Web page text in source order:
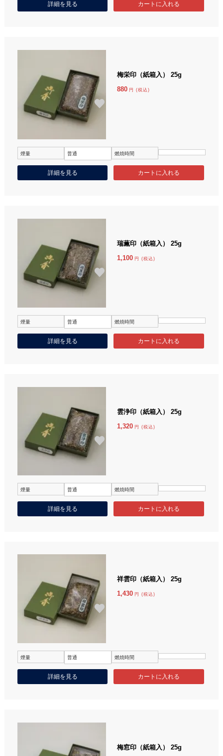
詳細を見る
梅栄印（紙箱入） 25g
880 円 (税込)
煙量 普通 燃焼時間
詳細を見る
瑞薫印（紙箱入） 25g
1,100 円 (税込)
煙量 普通 燃焼時間
詳細を見る
雲浄印（紙箱入） 25g
1,320 円 (税込)
煙量 普通 燃焼時間
詳細を見る
祥雲印（紙箱入） 25g
1,430 円 (税込)
煙量 普通 燃焼時間
詳細を見る
梅窓印（紙箱入） 25g